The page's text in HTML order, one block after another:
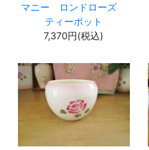
マニー ロンドローズ
ティーポット
7,370円(税込)